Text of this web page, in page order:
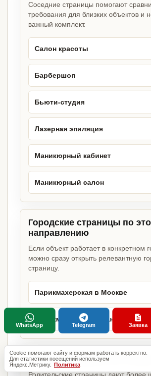
Соседние страницы помогают
требования для близких объектов и
важный комплект.
Салон красоты
Барбершоп
Бьюти-студия
Лазерная эпиляция
Маникюрный кабинет
Маникюрный салон
Городские страницы по
направлению
Если объект работает в конкретном
можно сразу открыть релевантную
страницу.
Парикмахерская в Москве
Парикмахерская в Санкт-
Базовые разделы по этому
Cookie помогают сайту и формам работать корректно.
Для статистики посещений используем
Яндекс.Метрику. Политика
WhatsApp Telegram Заявка